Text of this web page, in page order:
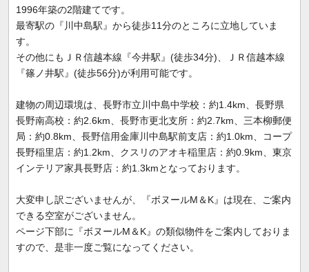
1996年築の2階建てです。
最寄駅の『川中島駅』から徒歩11分のところに立地していま
す。
その他にもＪＲ信越本線『今井駅』(徒歩34分)、ＪＲ信越本線
『篠ノ井駅』(徒歩56分)が利用可能です。
建物の周辺環境は、長野市立川中島中学校：約1.4km、長野県
長野南高校：約2.6km、長野市更北支所：約2.7km、三本柳郵便
局：約0.8km、長野信用金庫川中島駅前支店：約1.0km、コープ
長野稲里店：約1.2km、クスリのアオキ稲里店：約0.9km、東京
インテリア家具長野店：約1.3kmとなっております。
大変申し訳ございませんが、『ボヌールM＆K』は現在、ご案内
できる空室がございません。
ページ下部に『ボヌールM＆K』の類似物件をご案内しておりま
すので、是非一度ご覧になってください。